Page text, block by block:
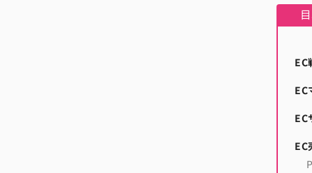
EC
EC
EC
EC